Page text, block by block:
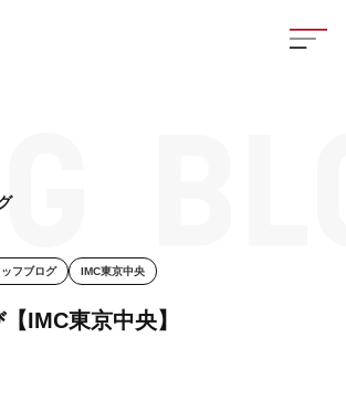
座談
ッフブログ IMC東京中央
IMC東京中央】